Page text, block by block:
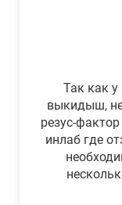
Так как у
выкидыш,
резус-
инлаб где